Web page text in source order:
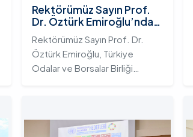
Rektörümüz Sayın Prof.
Dr. Öztürk Emiroğlu’ndan
TOBB Başkanı Sayın M.
Rifat Hisarcıklıoğlu’na
Ziyaret
Rektörümüz Sayın Prof. Dr.
Öztürk Emiroğlu, Türkiye
Odalar ve Borsalar Birliği
Rektörümüze, eşi Sayın Dr.